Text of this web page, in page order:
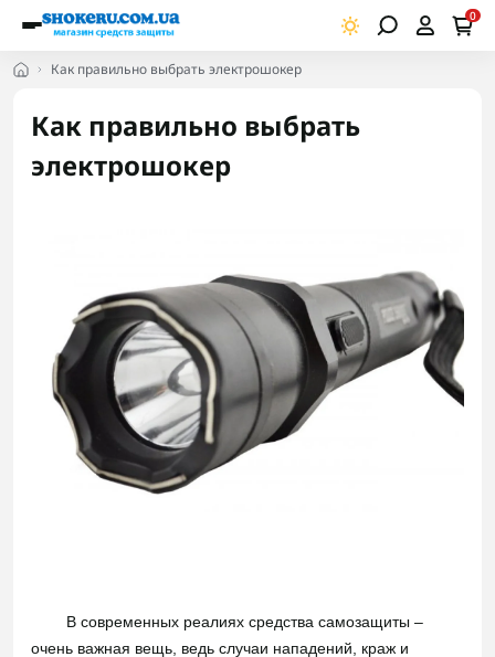
0
Как правильно выбрать электрошокер
Как правильно выбрать
электрошокер
В современных реалиях средства самозащиты –
очень важная вещь, ведь случаи нападений, краж и